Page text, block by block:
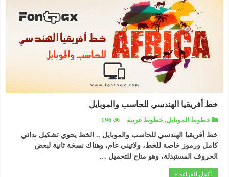
خط أفريقيا الهندسي للحاسب والموبايل
خطوط الموبايل,خطوط عربية
196
خط أفريقيا الهندسي للحاسب والموبايل .. الخط يحوي تشكيل بدائي
كامل ورموز خاصة للخط، ولاتيني عام، وهناك نسخة ثانية لبعض
الحروف المستبدلة، وهو متاح للتحميل …
أكمل القراءة »